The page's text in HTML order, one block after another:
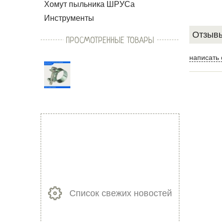
Хомут пыльника ШРУСа
Инструменты
написать
ПРОСМОТРЕННЫЕ ТОВАРЫ
Список свежих новостей